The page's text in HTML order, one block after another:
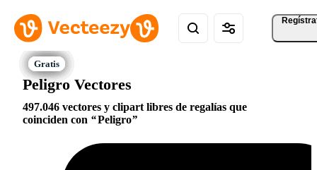
Peligro Vectores
497.046 vectores y clipart libres de regalías que
coinciden con
Peligro